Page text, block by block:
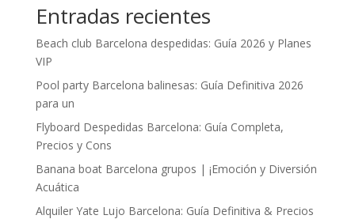
Entradas recientes
Beach club Barcelona despedidas: Guía 2026 y Planes
VIP
Pool party Barcelona balinesas: Guía Definitiva 2026
para un
Flyboard Despedidas Barcelona: Guía Completa,
Precios y Cons
Banana boat Barcelona grupos | ¡Emoción y Diversión
Acuática
Alquiler Yate Lujo Barcelona: Guía Definitiva & Precios